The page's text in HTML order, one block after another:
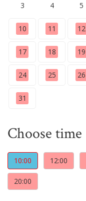
3 4 5
10 11 12
17 18 19
24 25 26
31
Choose time
10:00 12:00
20:00